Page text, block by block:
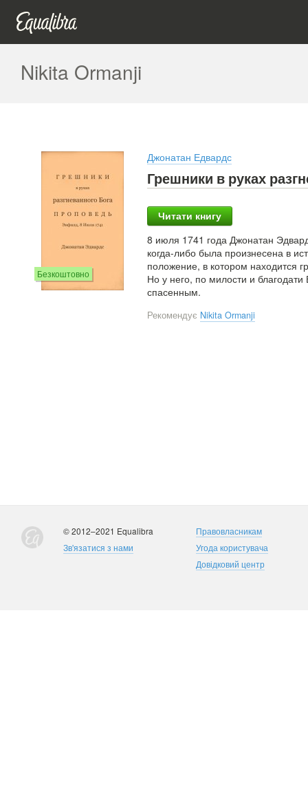
Nikita Ormanji
Безкоштовно
Джонатан Едвардс
Грешники в руках
Читати книгу
8 июля 1741 года Джонатан
когда-либо была произнесена в
положение, в котором находится
Но у него, по милости и
спасенным.
Рекомендує Nikita Ormanji
© 2012–2021 Equalibra
Зв'язатися з нами
Правовласникам
Угода користувача
Довідковий центр